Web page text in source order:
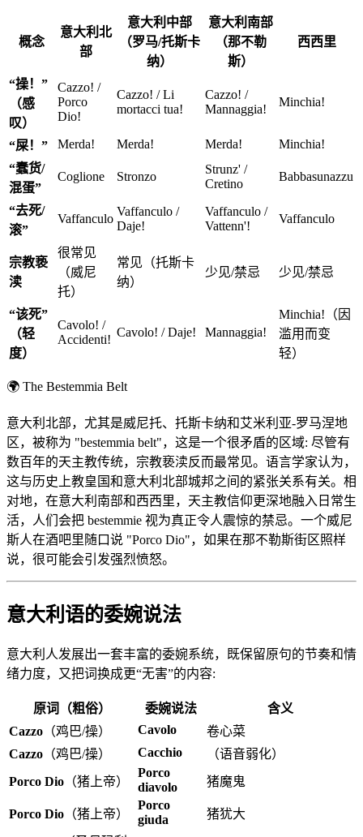
概念
意大利北
部
意大利中部
（罗马/托斯卡
纳）
意大利南部
（那不勒
斯）
西西里
“操！”
（感
叹）
Cazzo! /
Porco
Dio!
Cazzo! / Li
mortacci tua!
Cazzo! /
Mannaggia!
Minchia!
“屎！” Merda! Merda! Merda!
Minchia!
“蠢货/
混蛋”
Coglione Stronzo
Strunz' /
Cretino
Babbasunazzu
“去死/
滚”
Vaffanculo
Vaffanculo /
Daje!
Vaffanculo /
Vattenn'!
Vaffanculo
宗教亵
渎
很常见
（威尼
托）
常见（托斯卡
纳）
少见/禁忌 少见/禁忌
“该死”
（轻
度）
Cavolo! /
Accidenti!
Cavolo! / Daje! Mannaggia!
Minchia!（因
滥用而变
轻）
🌍 The Bestemmia Belt
意大利北部，尤其是威尼托、托斯卡纳和艾米利亚-罗马涅地
区，被称为 "bestemmia belt"，这是一个很矛盾的区域: 尽管有
数百年的天主教传统，宗教亵渎反而最常见。语言学家认为，
这与历史上教皇国和意大利北部城邦之间的紧张关系有关。相
对地，在意大利南部和西西里，天主教信仰更深地融入日常生
活，人们会把 bestemmie 视为真正令人震惊的禁忌。一个威尼
斯人在酒吧里随口说 "Porco Dio"，如果在那不勒斯街区照样
说，很可能会引发强烈愤怒。
意大利语的委婉说法
意大利人发展出一套丰富的委婉系统，既保留原句的节奏和情
绪力度，又把词换成更“无害”的内容:
原词（粗俗） 委婉说法
含义
Cazzo （鸡巴/操） Cavolo
卷心菜
Cazzo （鸡巴/操） Cacchio
（语音弱化）
Porco Dio （猪上帝）
Porco
diavolo
猪魔鬼
Porco Dio （猪上帝）
Porco
giuda
猪犹大